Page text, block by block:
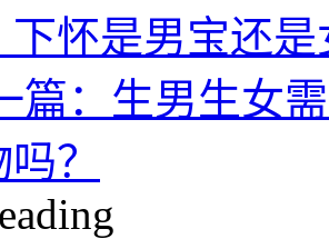
下怀是男宝还
篇：生男生女
？